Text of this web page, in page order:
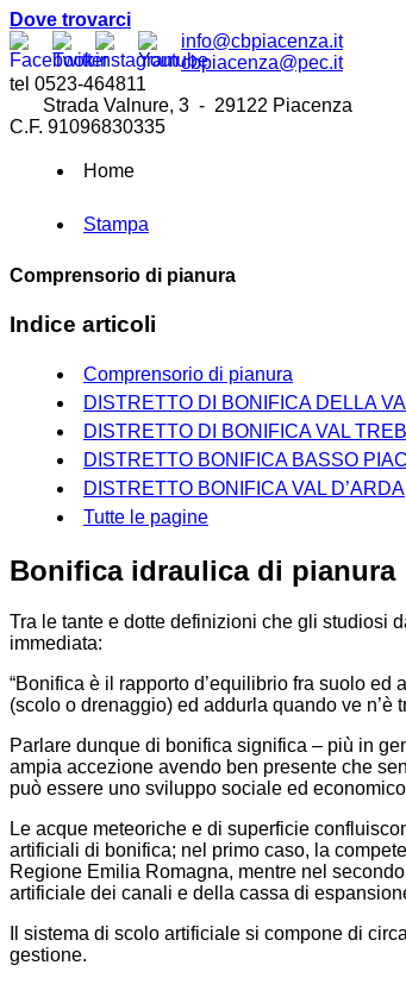
Dove trovarci
info@cbpiacenza.it
cbpiacenza@pec.it
tel 0523-464811
Strada Valnure, 3 - 29122 Piacenza
C.F. 91096830335
Home
Stampa
Comprensorio di pianura
Indice articoli
Comprensorio di pianura
DISTRETTO DI BONIFICA DELLA
DISTRETTO DI BONIFICA VAL
DISTRETTO BONIFICA BASSO
DISTRETTO BONIFICA VAL D’ARDA
Tutte le pagine
Bonifica idraulica di pianura
Tra le tante e dotte definizioni che gli studiosi
immediata:
“Bonifica è il rapporto d’equilibrio fra suolo
(scolo o drenaggio) ed addurla quando ve n’è
Parlare dunque di bonifica significa – più in
ampia accezione avendo ben presente che
può essere uno sviluppo sociale ed
Le acque meteoriche e di superficie
artificiali di bonifica; nel primo caso, la
Regione Emilia Romagna, mentre nel
artificiale dei canali e della cassa di
Il sistema di scolo artificiale si compone di
gestione.